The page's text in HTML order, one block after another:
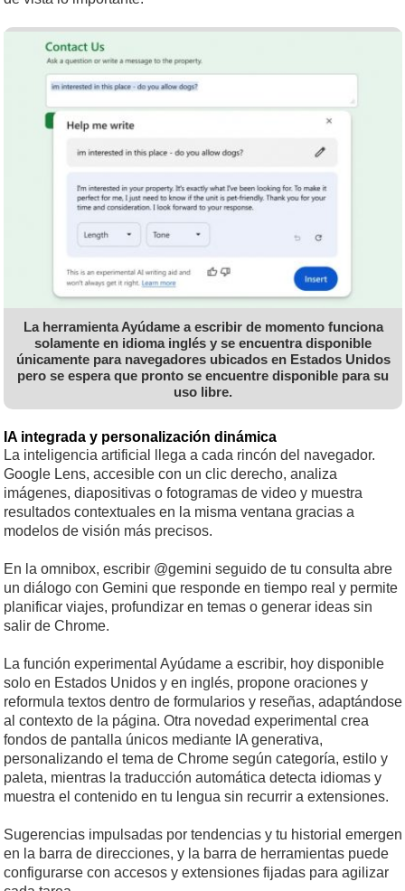
La herramienta Ayúdame a escribir de momento funciona
solamente en idioma inglés y se encuentra disponible
únicamente para navegadores ubicados en Estados Unidos
pero se espera que pronto se encuentre disponible para su
uso libre.
IA integrada y personalización dinámica
La inteligencia artificial llega a cada rincón del navegador.
Google Lens, accesible con un clic derecho, analiza
imágenes, diapositivas o fotogramas de video y muestra
resultados contextuales en la misma ventana gracias a
modelos de visión más precisos.
En la omnibox, escribir @gemini seguido de tu consulta abre
un diálogo con Gemini que responde en tiempo real y permite
planificar viajes, profundizar en temas o generar ideas sin
salir de Chrome.
La función experimental Ayúdame a escribir, hoy disponible
solo en Estados Unidos y en inglés, propone oraciones y
reformula textos dentro de formularios y reseñas, adaptándose
al contexto de la página. Otra novedad experimental crea
fondos de pantalla únicos mediante IA generativa,
personalizando el tema de Chrome según categoría, estilo y
paleta, mientras la traducción automática detecta idiomas y
muestra el contenido en tu lengua sin recurrir a extensiones.
Sugerencias impulsadas por tendencias y tu historial emergen
en la barra de direcciones, y la barra de herramientas puede
configurarse con accesos y extensiones fijadas para agilizar